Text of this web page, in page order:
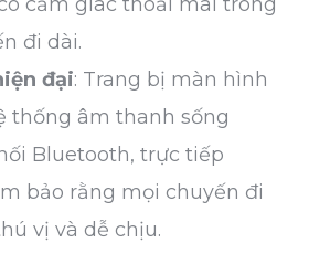
đi dài.
đại: Trang bị màn hình
thống âm thanh sống
Bluetooth, trực tiếp
bảo rằng mọi chuyến đi
vị và dễ chịu.